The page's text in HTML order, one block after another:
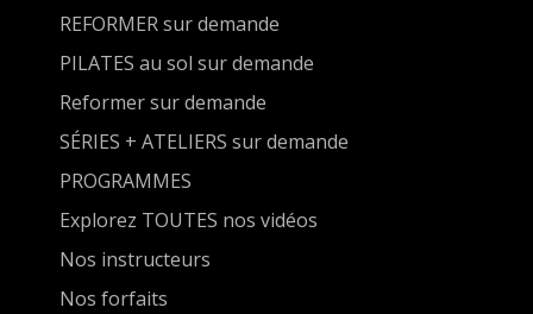
REFORMER sur demande
PILATES au sol sur demande
Reformer sur demande
SÉRIES + ATELIERS sur demande
PROGRAMMES
Explorez TOUTES nos vidéos
Nos instructeurs
Nos forfaits